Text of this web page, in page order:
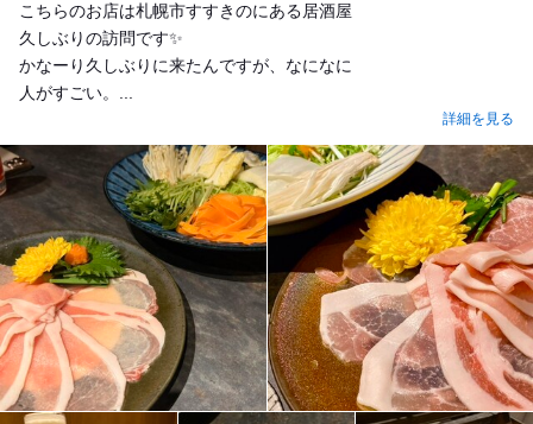
こちらのお店は札幌市すすきのにある居酒屋
久しぶりの訪問です✨
かなーり久しぶりに来たんですが、なになに
人がすごい。...
詳細を見る